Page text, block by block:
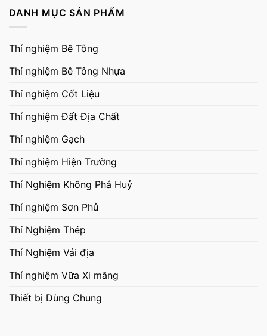
DANH MỤC SẢN PHẨM
Thí nghiệm Bê Tông
Thí nghiệm Bê Tông Nhựa
Thí nghiệm Cốt Liệu
Thí nghiệm Đất Địa Chất
Thí nghiệm Gạch
Thí nghiệm Hiện Trường
Thí Nghiệm Không Phá Huỷ
Thí nghiệm Sơn Phủ
Thí Nghiệm Thép
Thí Nghiệm Vải địa
Thí nghiệm Vữa Xi măng
Thiết bị Dùng Chung